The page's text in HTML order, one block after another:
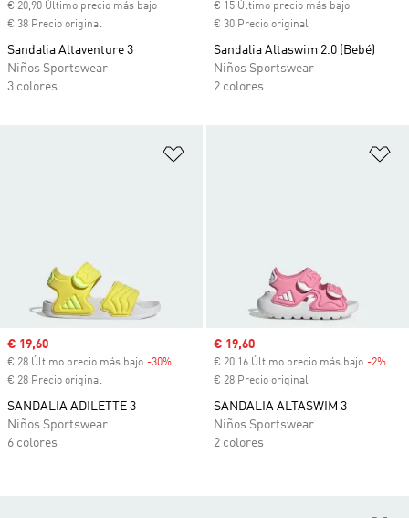
€ 20,90 Último precio más bajo
€ 38 Precio original
Sandalia Altaventure 3
Niños Sportswear
3 colores
€ 15 Último precio más bajo
€ 30 Precio original
Sandalia Altaswim 2.0 (Bebé)
Niños Sportswear
2 colores
Precio de venta
€ 19,60
€ 28 Último precio más bajo -30% Descuento
€ 28 Precio original
SANDALIA ADILETTE 3
Niños Sportswear
6 colores
Precio de venta
€ 19,60
€ 20,16 Último precio más bajo -2%
€ 28 Precio original
SANDALIA ALTASWIM 3
Niños Sportswear
2 colores